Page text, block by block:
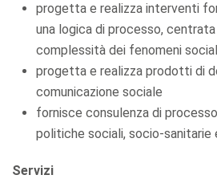
progetta e realizza interventi
una logica di processo,
complessità dei fenomeni
progetta e realizza prodotti di
comunicazione sociale
fornisce consulenza di
politiche sociali, socio-sanitarie
Servizi